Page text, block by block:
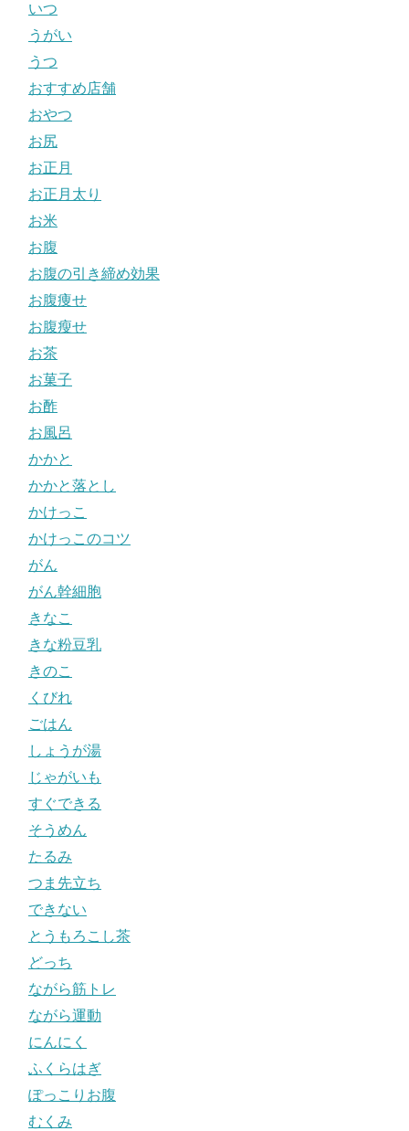
いつ
うがい
うつ
おすすめ店舗
おやつ
お尻
お正月
お正月太り
お米
お腹
お腹の引き締め効果
お腹痩せ
お腹瘦せ
お茶
お菓子
お酢
お風呂
かかと
かかと落とし
かけっこ
かけっこのコツ
がん
がん幹細胞
きなこ
きな粉豆乳
きのこ
くびれ
ごはん
しょうが湯
じゃがいも
すぐできる
そうめん
たるみ
つま先立ち
できない
とうもろこし茶
どっち
ながら筋トレ
ながら運動
にんにく
ふくらはぎ
ぽっこりお腹
むくみ